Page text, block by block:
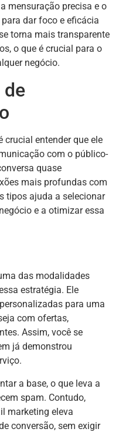
mensuração precisa e o
dar foco e eficácia
torna mais transparente
o que é crucial para o
negócio.
crucial entender que ele
com o público-
quase
mais profundas com
tipos ajuda a selecionar
e a otimizar essa
das modalidades
estratégia. Ele
para uma
com ofertas,
Assim, você se
já demonstrou
a base, o que leva a
spam. Contudo,
marketing eleva
conversão, sem exigir